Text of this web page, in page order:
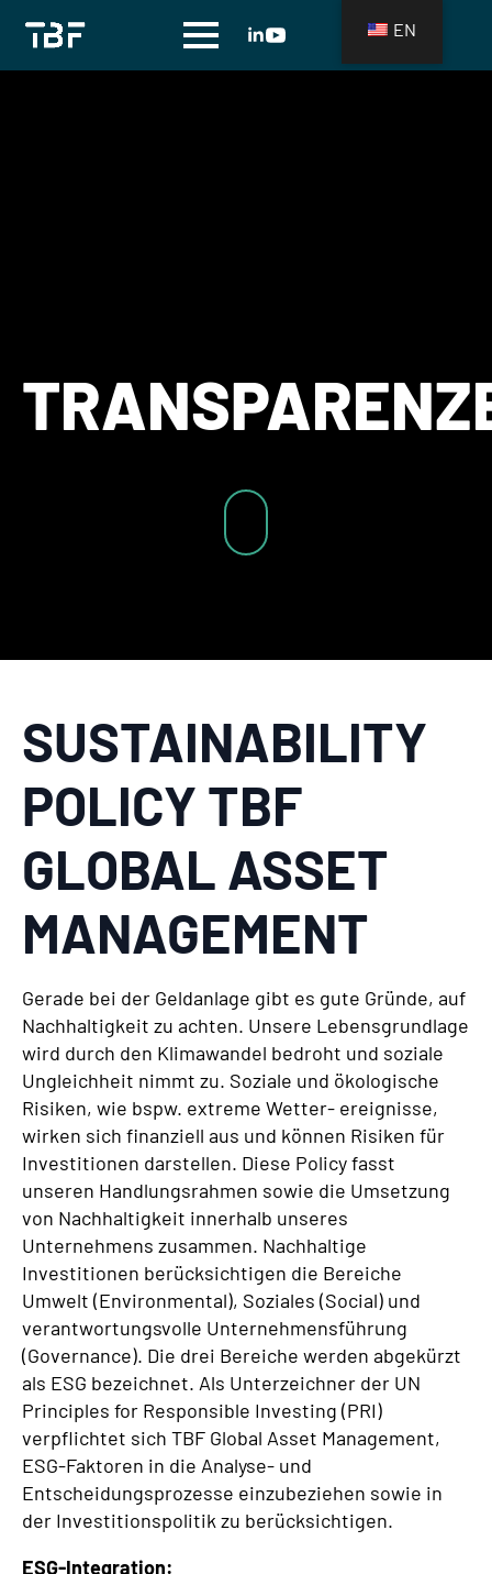
SUSTAINABILITY
POLICY TBF
GLOBAL ASSET
MANAGEMENT
Gerade bei der Geldanlage gibt es gute Gründe, auf
Nachhaltigkeit zu achten. Unsere Lebensgrundlage
wird durch den Klimawandel bedroht und soziale
Ungleichheit nimmt zu. Soziale und ökologische
Risiken, wie bspw. extreme Wetter- ereignisse,
wirken sich finanziell aus und können Risiken für
Investitionen darstellen. Diese Policy fasst
unseren Handlungsrahmen sowie die Umsetzung
von Nachhaltigkeit innerhalb unseres
Unternehmens zusammen. Nachhaltige
Investitionen berücksichtigen die Bereiche
Umwelt (Environmental), Soziales (Social) und
verantwortungsvolle Unternehmensführung
(Governance). Die drei Bereiche werden abgekürzt
als ESG bezeichnet. Als Unterzeichner der UN
Principles for Responsible Investing (PRI)
verpflichtet sich TBF Global Asset Management,
ESG-Faktoren in die Analyse- und
Entscheidungsprozesse einzubeziehen sowie in
der Investitionspolitik zu berücksichtigen.
ESG-Integration:
EN